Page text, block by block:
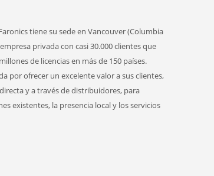
tiene su sede en Vancouver (Columbia
privada con casi 30.000 clientes que
de licencias en más de 150 países.
por ofrecer un excelente valor a sus clientes,
y a través de distribuidores, para
existentes, la presencia local y los servicios